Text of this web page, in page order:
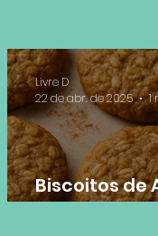
Biscoitos de
Livre D
22 de abr. de 2025
1